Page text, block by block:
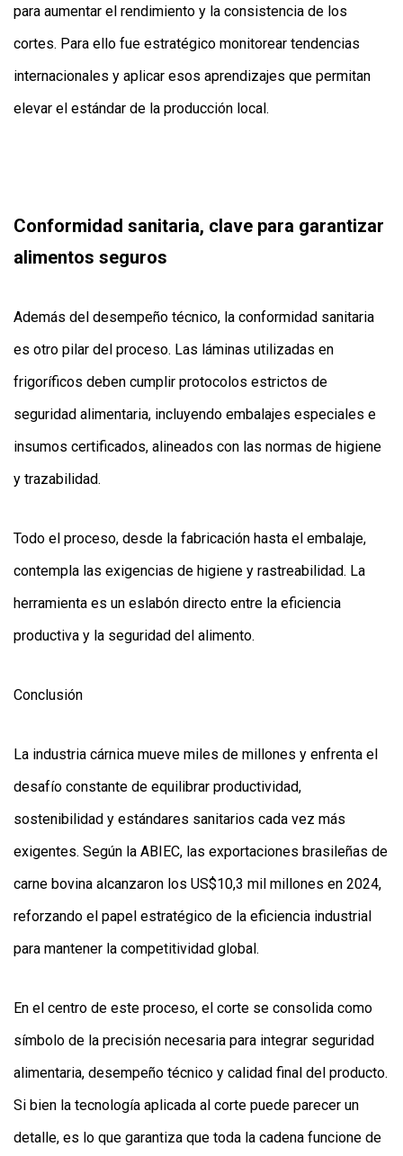
para aumentar el rendimiento y la consistencia de los
cortes. Para ello fue estratégico monitorear tendencias
internacionales y aplicar esos aprendizajes que permitan
elevar el estándar de la producción local.
Conformidad sanitaria, clave para garantizar
alimentos seguros
Además del desempeño técnico, la conformidad sanitaria
es otro pilar del proceso. Las láminas utilizadas en
frigoríficos deben cumplir protocolos estrictos de
seguridad alimentaria, incluyendo embalajes especiales e
insumos certificados, alineados con las normas de higiene
y trazabilidad.
Todo el proceso, desde la fabricación hasta el embalaje,
contempla las exigencias de higiene y rastreabilidad. La
herramienta es un eslabón directo entre la eficiencia
productiva y la seguridad del alimento.
Conclusión
La industria cárnica mueve miles de millones y enfrenta el
desafío constante de equilibrar productividad,
sostenibilidad y estándares sanitarios cada vez más
exigentes. Según la ABIEC, las exportaciones brasileñas de
carne bovina alcanzaron los US$10,3 mil millones en 2024,
reforzando el papel estratégico de la eficiencia industrial
para mantener la competitividad global.
En el centro de este proceso, el corte se consolida como
símbolo de la precisión necesaria para integrar seguridad
alimentaria, desempeño técnico y calidad final del producto.
Si bien la tecnología aplicada al corte puede parecer un
detalle, es lo que garantiza que toda la cadena funcione de